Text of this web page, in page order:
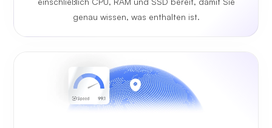
genau wissen, was enthalten ist.